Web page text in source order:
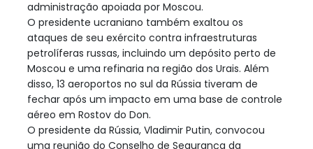
administração apoiada por Moscou.
O presidente ucraniano também exaltou os
ataques de seu exército contra infraestruturas
petrolíferas russas, incluindo um depósito perto de
Moscou e uma refinaria na região dos Urais. Além
disso, 13 aeroportos no sul da Rússia tiveram de
fechar após um impacto em uma base de controle
aéreo em Rostov do Don.
O presidente da Rússia, Vladimir Putin, convocou
uma reunião do Conselho de Segurança da